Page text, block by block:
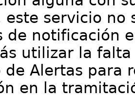
este servicio no
de notificación
utilizar la
de Alertas para
en la